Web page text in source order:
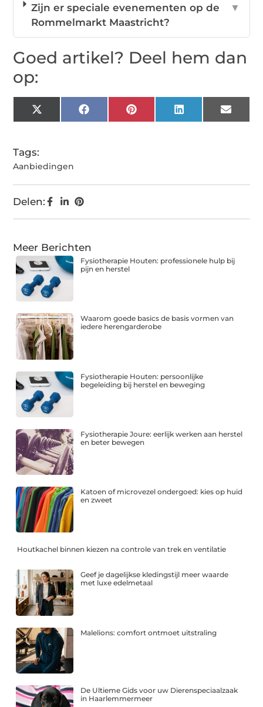
Zijn er speciale evenementen op de
Rommelmarkt Maastricht?
▼
Goed artikel? Deel hem dan
op:
X
(Twitter)
FacebookPinterestLinkedIn Email
Tags:
Aanbiedingen
Delen:
Meer Berichten
Fysiotherapie Houten: professionele hulp bij
pijn en herstel
Waarom goede basics de basis vormen van
iedere herengarderobe
Fysiotherapie Houten: persoonlijke
begeleiding bij herstel en beweging
Fysiotherapie Joure: eerlijk werken aan herstel
en beter bewegen
Katoen of microvezel ondergoed: kies op huid
en zweet
Houtkachel binnen kiezen na controle van trek en ventilatie
Geef je dagelijkse kledingstijl meer waarde
met luxe edelmetaal
Malelions: comfort ontmoet uitstraling
De Ultieme Gids voor uw Dierenspeciaalzaak
in Haarlemmermeer